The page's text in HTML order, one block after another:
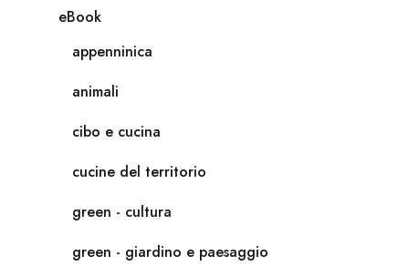
eBook
appenninica
animali
cibo e cucina
cucine del territorio
green - cultura
green - giardino e paesaggio